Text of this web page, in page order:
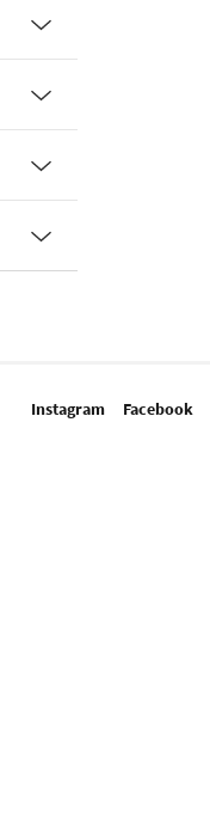
Instagram Facebook